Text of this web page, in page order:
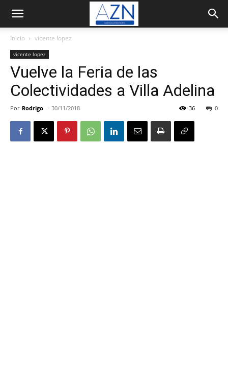
Inicio vicente lopez
vicente lopez
Vuelve la Feria de las
Colectividades a Villa Adelina
Por Rodrigo - 30/11/2018 0
36